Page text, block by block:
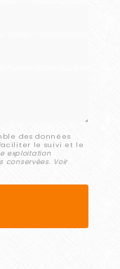
des données
le suivi et le
exploitation
conservées. Voir